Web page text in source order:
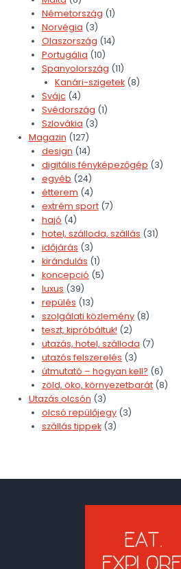
Németország (1)
Norvégia (3)
Olaszország (14)
Portugália (10)
Spanyolország (11)
Kanári-szigetek(8)
Svájc(4)
Svédország (1)
Szlovákia (3)
Magazin (127)
design (14)
digitális fényképezőgép (3)
egyéb (24)
étterem (4)
extrém sport(7)
hajó (4)
hotel, szálloda, szállás (31)
időjárás (3)
kirándulás (1)
koncepció (5)
luxus (39)
repülés (13)
szolgálati közlemény(8)
teszt, kipróbáltuk! (2)
utazás, hotel, szálloda (7)
utazós felszerelés (3)
útmutató – hogyan kell? (6)
zöld, öko, környezetbarát(8)
Utazás olcsón (3)
olcsó repülőjegy(3)
szállás tippek(3)